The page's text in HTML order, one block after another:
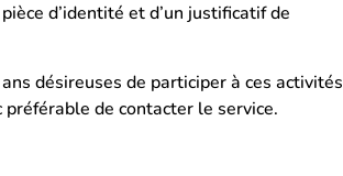
d’identité et d’un justificatif de
désireuses de participer à ces activités
de contacter le service.